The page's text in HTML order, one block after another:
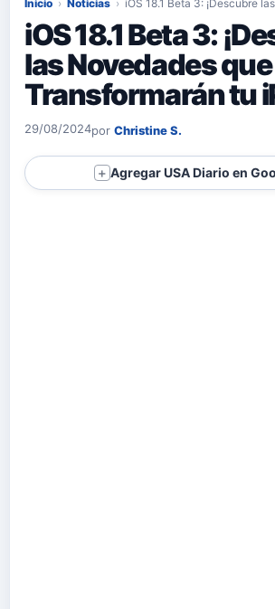
Inicio › Noticias › iOS 18.1 Beta 3: ¡Descubre
iOS 18.1 Beta 3:
las Novedades que
Transformarán tu
29/08/2024por Christine S.
＋ Agregar USA Diario en